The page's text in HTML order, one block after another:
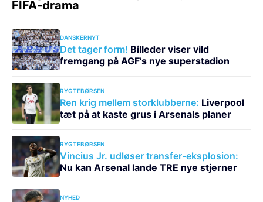
DANSKERNYT
Det tager form! Billeder viser vild
fremgang på AGF’s nye superstadion
RYGTEBØRSEN
Ren krig mellem storklubberne: Liverpool
tæt på at kaste grus i Arsenals planer
RYGTEBØRSEN
Vincius Jr. udløser transfer-eksplosion:
Nu kan Arsenal lande TRE nye stjerner
NYHED